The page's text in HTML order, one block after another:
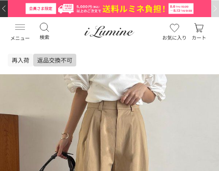
メニュー 検索 お気に入り カート
再入荷 返品交換不可